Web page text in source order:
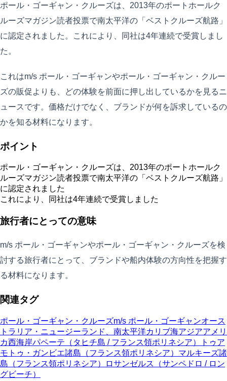
ポール・ゴーギャン・クルーズは、2013年のポートホールク
ルーズマガジン読者投票で南太平洋の「ベストクルーズ航路」
に認定されました。これにより、同社は4年連続で受賞しまし
た。
これはm/s ポール・ゴーギャンやポール・ゴーギャン・クルー
ズの販促よりも、どの体験を前面に押し出しているかを見るニ
ュースです。価格だけでなく、ブランドが何を訴求しているの
かを知る材料になります。
ポイント
ポール・ゴーギャン・クルーズは、2013年のポートホールク
ルーズマガジン読者投票で南太平洋の「ベストクルーズ航路」
に認定されました
これにより、同社は4年連続で受賞しました
旅行者にとっての意味
m/s ポール・ゴーギャンやポール・ゴーギャン・クルーズを検
討する旅行者にとって、ブランドや船内体験の方向性を把握す
る材料になります。
関連タグ
ポール・ゴーギャン・クルーズm/s ポール・ゴーギャンオース
トラリア・ニュージーランド、南太平洋カリブ海アジアアメリ
カ西海岸パペーテ（タヒチ島 / フランス領ポリネシア）
トゥア
モトゥ・ガンビエ諸島（フランス領ポリネシア） マルキーズ諸
島（フランス領ポリネシア）
ロサンゼルス（サンペドロ / ロン
グビーチ）